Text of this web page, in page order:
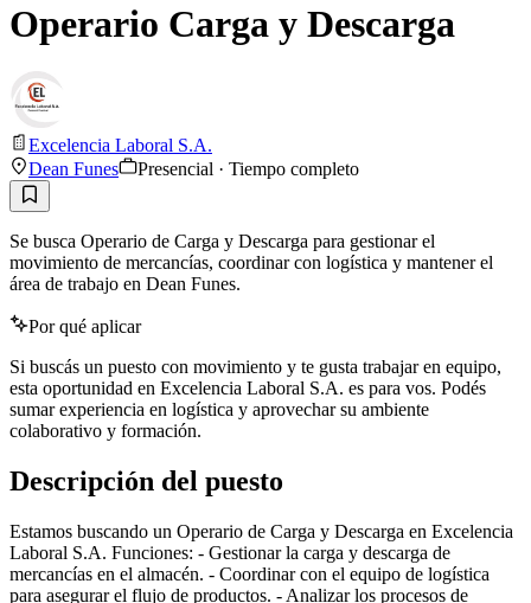
Operario Carga y Descarga
Excelencia Laboral S.A.
Dean Funes
Presencial · Tiempo completo
Se busca Operario de Carga y Descarga para gestionar el
movimiento de mercancías, coordinar con logística y mantener el
área de trabajo en Dean Funes.
Por qué aplicar
Si buscás un puesto con movimiento y te gusta trabajar en equipo,
esta oportunidad en Excelencia Laboral S.A. es para vos. Podés
sumar experiencia en logística y aprovechar su ambiente
colaborativo y formación.
Descripción del puesto
Estamos buscando un Operario de Carga y Descarga en Excelencia
Laboral S.A. Funciones: - Gestionar la carga y descarga de
mercancías en el almacén. - Coordinar con el equipo de logística
para asegurar el flujo de productos. - Analizar los procesos de